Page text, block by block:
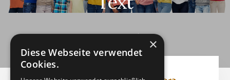
MAI 6, 2024 by ×
Diese Webseite verwendet
Cookies.